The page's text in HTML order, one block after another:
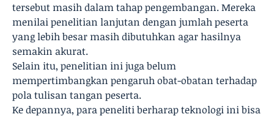
tersebut masih dalam tahap pengembangan. Mereka
menilai penelitian lanjutan dengan jumlah peserta
yang lebih besar masih dibutuhkan agar hasilnya
semakin akurat.
Selain itu, penelitian ini juga belum
mempertimbangkan pengaruh obat-obatan terhadap
pola tulisan tangan peserta.
Ke depannya, para peneliti berharap teknologi ini bisa